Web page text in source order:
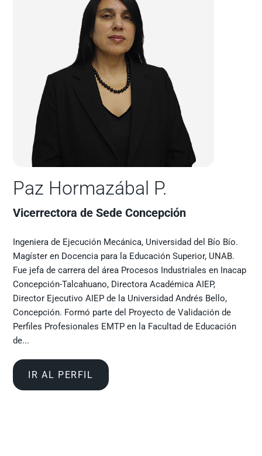
Paz Hormazábal P.
Vicerrectora de Sede Concepción
Ingeniera de Ejecución Mecánica, Universidad del Bío Bío.
Magíster en Docencia para la Educación Superior, UNAB.
Fue jefa de carrera del área Procesos Industriales en Inacap
Concepción-Talcahuano, Directora Académica AIEP,
Director Ejecutivo AIEP de la Universidad Andrés Bello,
Concepción. Formó parte del Proyecto de Validación de
Perfiles Profesionales EMTP en la Facultad de Educación
de...
IR AL PERFIL